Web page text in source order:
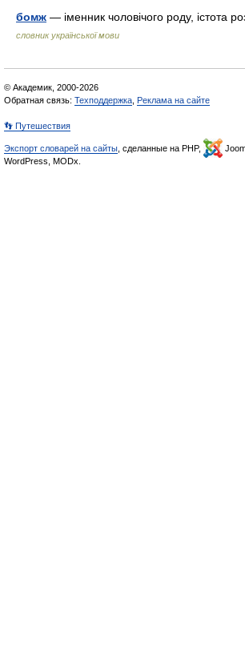
бомж — іменник чоловічого роду, істота
словник української мови
© Академик, 2000-2026
Обратная связь: Техподдержка Реклама на сайте
👣 Путешествия
Экспорт словарей на сайты , сделанные на PHP,
WordPress, MODx.